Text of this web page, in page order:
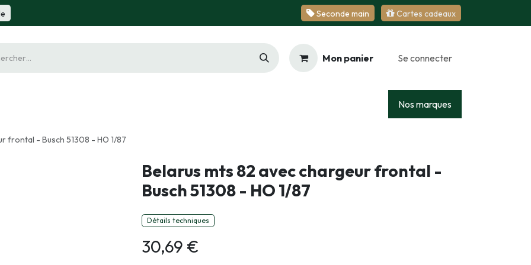
Se​​​​conde ​​​​m​​a​​in Cartes cadeaux
Mon panier Se connecter
Nos marques
frontal - Busch 51308 - HO 1/87
Belarus mts 82 avec chargeur frontal -
Busch 51308 - HO 1/87
Détails techniques
30,69 €